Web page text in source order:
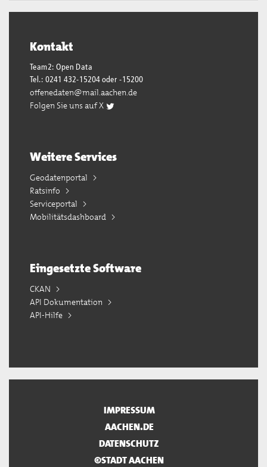
Kontakt
Team2: Open Data
Tel.: 0241 432-15204 oder -15200
offenedaten@mail.aachen.de
Folgen Sie uns auf X
Weitere Services
Geodatenportal
Ratsinfo
Serviceportal
Mobilitätsdashboard
Eingesetzte Software
CKAN
API Dokumentation
API-Hilfe
IMPRESSUM
AACHEN.DE
DATENSCHUTZ
©STADT AACHEN